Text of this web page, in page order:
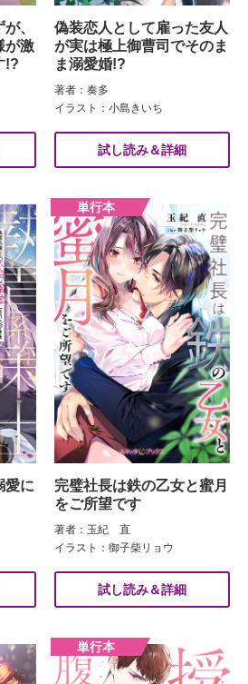
、
が激
!?
偽装恋人として雇った友人
が実は極上御曹司でそのま
ま溺愛婚!?
著者：奏多
イラスト：小島きいち
試し読み＆詳細
愛に
完璧社長は鉄の乙女と蜜月
をご所望です
著者：玉紀 直
イラスト：御子柴リョウ
試し読み＆詳細